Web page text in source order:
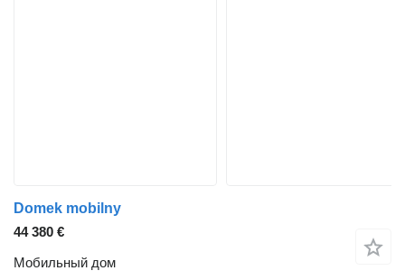
Domek mobilny
44 380 €
Мобильный дом